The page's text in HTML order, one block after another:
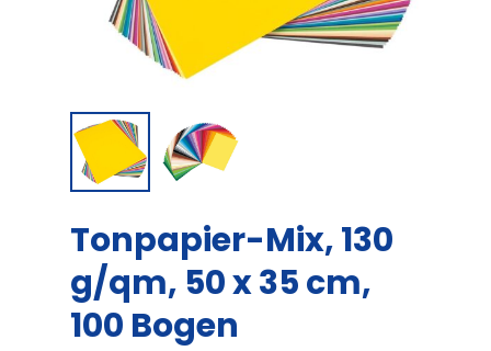
Tonpapier-Mix, 130
g/qm, 50 x 35 cm,
100 Bogen